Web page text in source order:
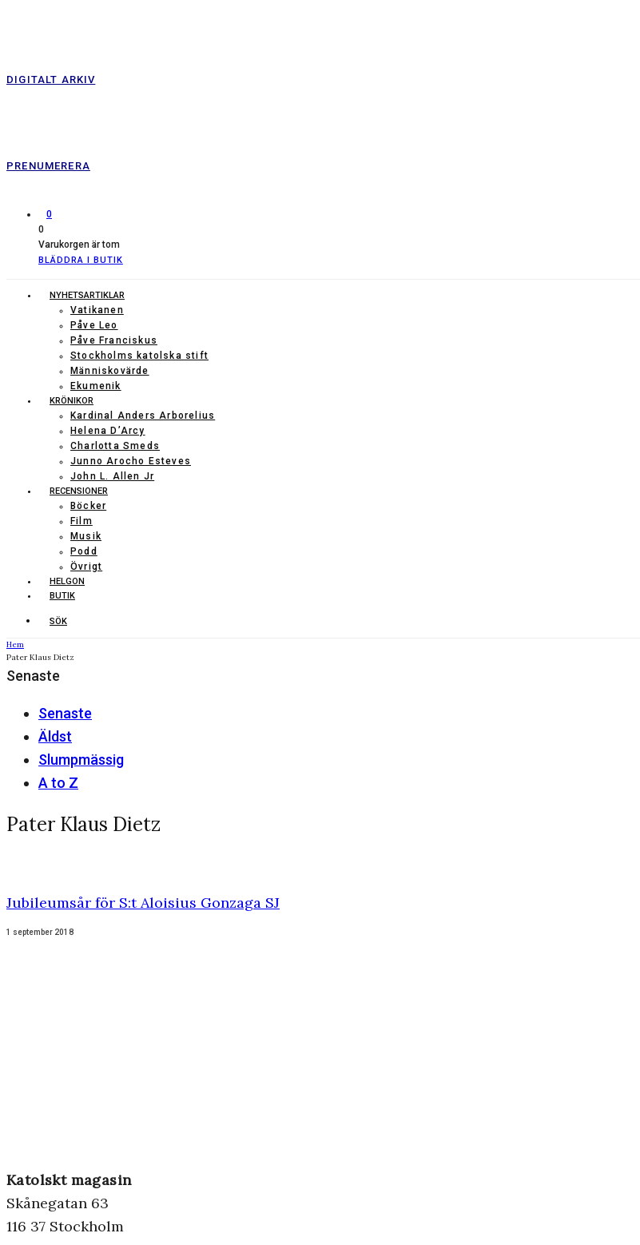
DIGITALT ARKIV
PRENUMERERA
0
0
Varukorgen är tom
BLÄDDRA I BUTIK
NYHETSARTIKLAR
Vatikanen
Påve Leo
Påve Franciskus
Stockholms katolska stift
Människovärde
Ekumenik
KRÖNIKOR
Kardinal Anders Arborelius
Helena D’Arcy
Charlotta Smeds
Junno Arocho Esteves
John L. Allen Jr
RECENSIONER
Böcker
Film
Musik
Podd
Övrigt
HELGON
BUTIK
SÖK
Hem
Pater Klaus Dietz
Senaste
Senaste
Äldst
Slumpmässig
A to Z
Pater Klaus Dietz
Jubileumsår för S:t Aloisius Gonzaga SJ
1 september 2018
Katolskt magasin
Skånegatan 63
116 37 Stockholm